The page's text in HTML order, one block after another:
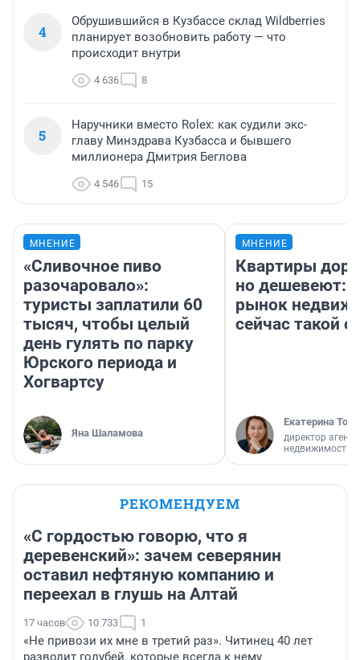
4
Обрушившийся в Кузбассе склад Wildberries
планирует возобновить работу — что
происходит внутри
4 636 8
5
Наручники вместо Rolex: как судили экс-
главу Минздрава Кузбасса и бывшего
миллионера Дмитрия Беглова
4 546 15
МНЕНИЕ
«Сливочное пиво
разочаровало»:
туристы заплатили 60
тысяч, чтобы целый
день гулять по парку
Юрского периода и
Хогвартсу
Яна Шаламова
МНЕНИЕ
Квартиры
но дешевеют:
рынок
сейчас такой
Екатерина
директор
недвижимости
РЕКОМЕНДУЕМ
«С гордостью говорю, что я
деревенский»: зачем северянин
оставил нефтяную компанию и
переехал в глушь на Алтай
17 часов 10 733 1
«Не привози их мне в третий раз». Читинец 40 лет
разводит голубей, которые всегда к нему